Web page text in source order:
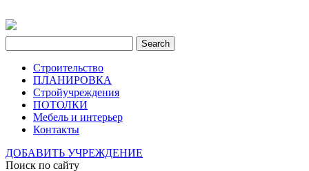
Строительство
ПЛАНИРОВКА
Стройучреждения
ПОТОЛКИ
Мебель и интерьер
Контакты
ДОБАВИТЬ УЧРЕЖДЕНИЕ
Поиск по сайту